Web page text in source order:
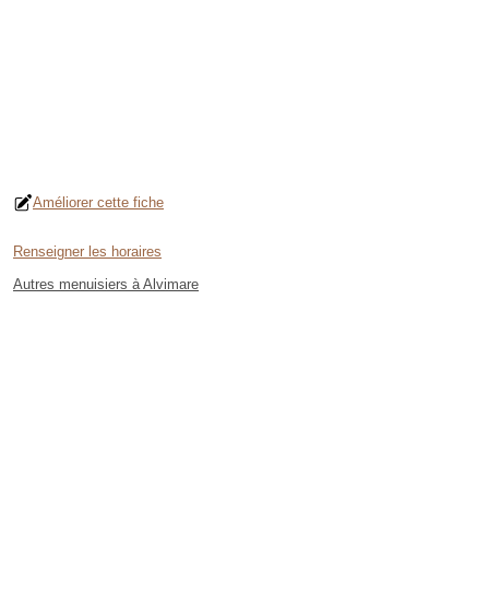
Améliorer cette fiche
Renseigner les horaires
Autres menuisiers à Alvimare